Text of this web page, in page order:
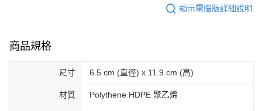
顯示電腦版詳細說明
商品規格
尺寸 6.5 cm (直徑) x 11.9 cm (高)
材質 Polythene HDPE 聚乙烯